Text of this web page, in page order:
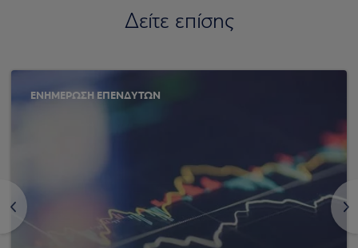
Δείτε επίσης
<
ΕΝΗΜΕΡΩΣΗ ΕΠΕΝΔΥΤΩΝ
>